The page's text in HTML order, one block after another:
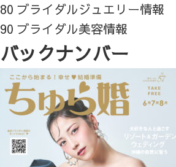
80 ブライダルジュエリー情報
90 ブライダル美容情報
バックナンバー